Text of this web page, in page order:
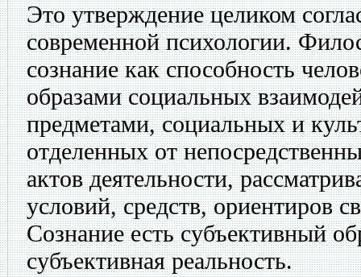
Это утверждение целиком
современной психологии.
сознание как способность
образами социальных
предметами, социальных и
отделенных от
актов деятельности,
условий, средств, ориентиров
Сознание есть субъективный
субъективная реальность.